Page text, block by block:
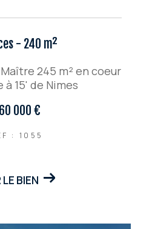
- 240 m²
245 m² en coeur
à 15' de Nimes
000 €
: 1055
BIEN